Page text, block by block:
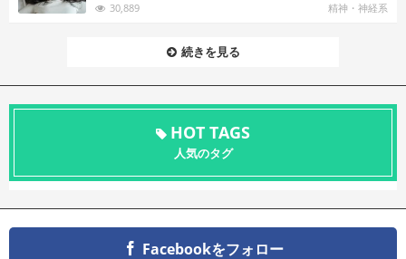
30,889 精神・神経系
続きを見る
HOT TAGS
人気のタグ
Facebookをフォロー